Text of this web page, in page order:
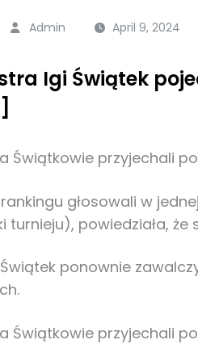
Admin April 9, 2024
Igi Świątek
Świątkowie przyjechali
głosowali w
turnieju), powiedziała,
ponownie
Świątkowie przyjechali